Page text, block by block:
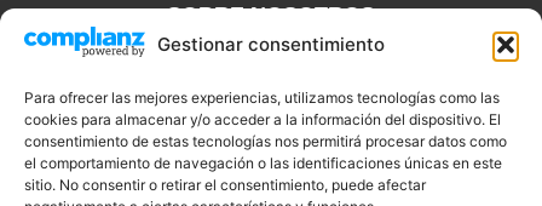
Gestionar consentimiento
Para ofrecer las mejores experiencias, utilizamos tecnologías como las
cookies para almacenar y/o acceder a la información del dispositivo. El
consentimiento de estas tecnologías nos permitirá procesar datos como
el comportamiento de navegación o las identificaciones únicas en este
sitio. No consentir o retirar el consentimiento, puede afectar
SOBRE NOSOTROS
Discjockeys.es es el portal web donde podrás conseguir todo lo
que necesitas saber sobre noticias, novedades, tecnologías y
aplicaciones que te ayudaran a ser un mejor Djs.